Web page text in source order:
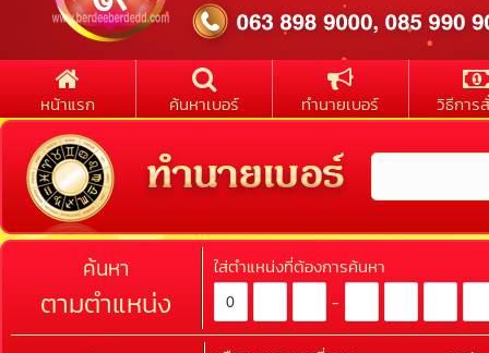
หน้าแรก ค้นหาเบอร์ ทำนายเบอร์ วิธีการ
ค้นหา
ตามตำแหน่ง
ใส่ตำแหน่งที่ต้องการค้นหา
-